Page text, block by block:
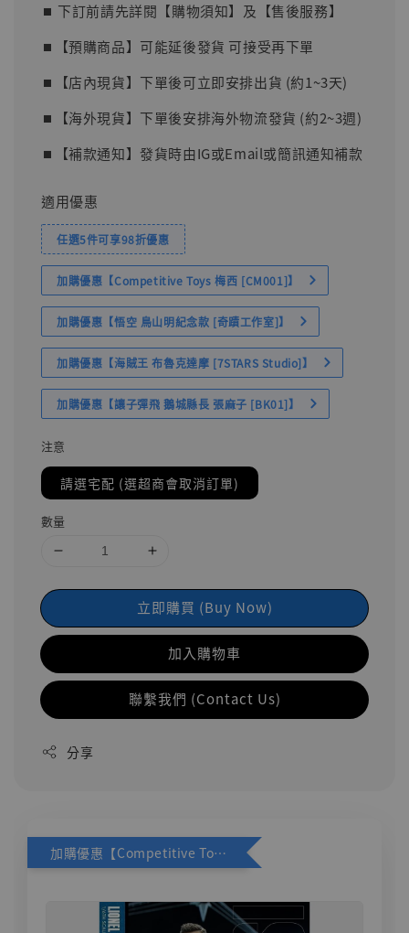
⏹︎ 下訂前請先詳閱【購物須知】及【售後服務】
⏹︎【預購商品】可能延後發貨 可接受再下單
⏹︎【店內現貨】下單後可立即安排出貨 (約1~3天)
⏹︎【海外現貨】下單後安排海外物流發貨 (約2~3週)
⏹︎【補款通知】發貨時由IG或Email或簡訊通知補款
適用優惠
任選5件可享98折優惠
加購優惠【Competitive Toys 梅西 [CM001]】
加購優惠【悟空 鳥山明紀念款 [奇蹟工作室]】
加購優惠【海賊王 布魯克達摩 [7STARS Studio]】
加購優惠【讓子彈飛 鵝城縣長 張麻子 [BK01]】
注意
請選宅配 (選超商會取消訂單)
數量
立即購買 (Buy Now)
加入購物車
聯繫我們 (Contact Us)
分享
加購優惠【Competitive Toys 梅西 [CM001]】